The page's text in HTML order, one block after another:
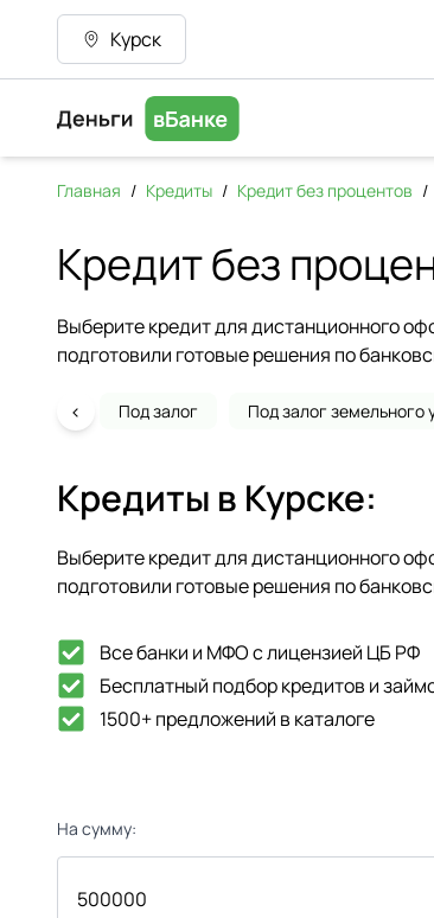
Курск
Главная / Кредиты / Кредит без процентов /
Кредит без
Выберите кредит для дистанционного
подготовили готовые решения по
Под залог Под залог земельного
‹
Кредиты в Курске:
Выберите кредит для дистанционного
подготовили готовые решения по
Все банки и МФО с лицензией ЦБ РФ
Бесплатный подбор кредитов и
1500+ предложений в каталоге
На сумму: